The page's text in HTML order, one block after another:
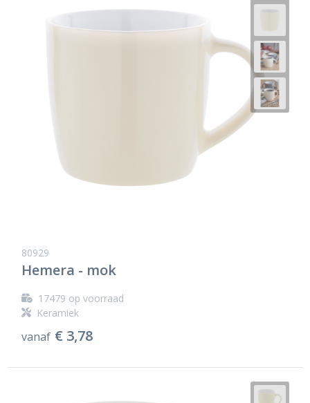
80929
Hemera - mok
17479 op voorraad
Keramiek
vanaf € 3,78